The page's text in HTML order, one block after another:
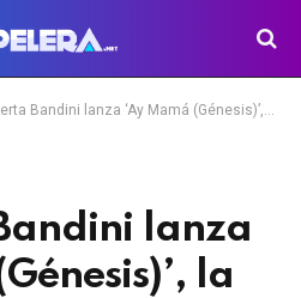
lanza ‘Ay Mamá (Génesis)’, la primera versión que mandó al Benidorm Fest
lanza
la